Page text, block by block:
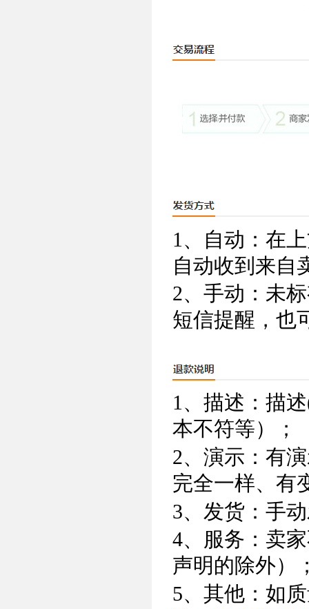
1、自动：在
自动收到来自
2、手动：未
短信提醒，也
1、描述：描
本不符等）；
2、演示：有
完全一样、有
3、发货：手
4、服务：卖
声明的除外）
5、其他：如